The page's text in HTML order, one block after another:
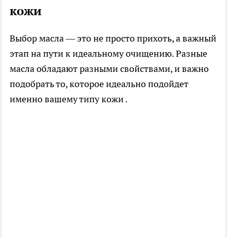
кожи
Выбор масла — это не просто прихоть, а важный
этап на пути к идеальному очищению. Разные
масла обладают разными свойствами, и важно
подобрать то, которое идеально подойдет
именно вашему типу кожи .